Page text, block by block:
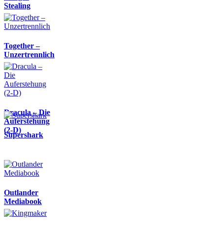
Stealing
Together –
Unzertrennlich
Dracula – Die
Auferstehung
(2-D)
Supershark
Outlander
Mediabook